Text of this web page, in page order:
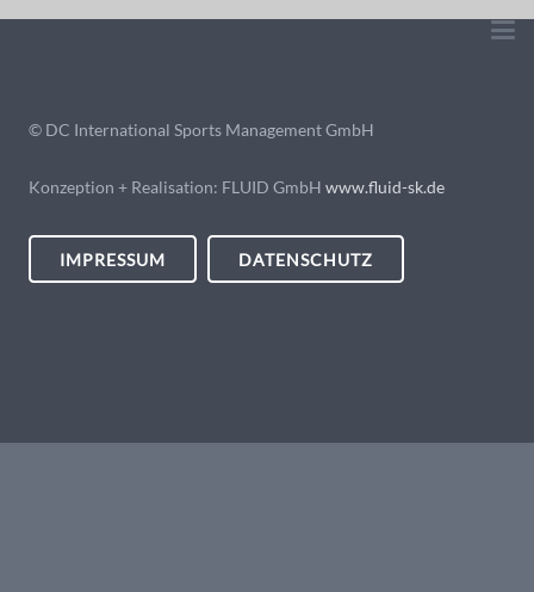
© DC International Sports Management GmbH
Konzeption + Realisation: FLUID GmbH www.fluid-sk.de
IMPRESSUM DATENSCHUTZ